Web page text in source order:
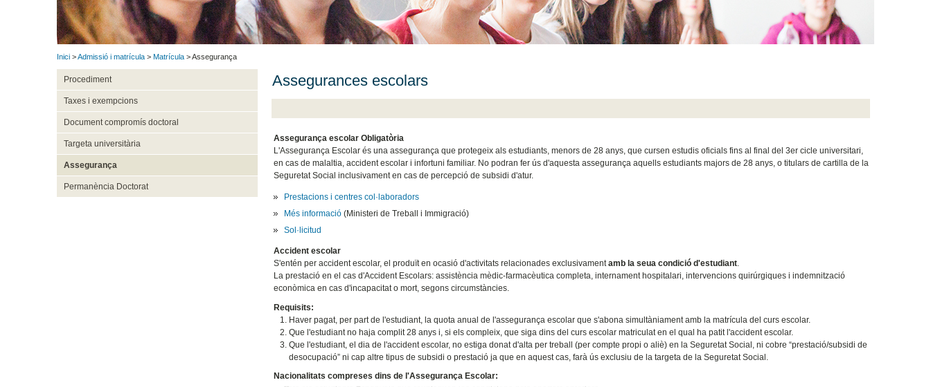
Inici >Admissió i matrícula > Matrícula > Assegurança
Procediment
Taxes i exempcions
Document compromís doctoral
Targeta universitària
Assegurança
Permanència Doctorat
Assegurances escolars
Assegurança escolar Obligatòria
L'Assegurança Escolar és una assegurança que protegeix als estudiants, menors de 28 anys, que cursen estudis oficials fins al final del 3er cicle universitari,
en cas de malaltia, accident escolar i infortuni familiar. No podran fer ús d'aquesta assegurança aquells estudiants majors de 28 anys, o titulars de cartilla de la
Seguretat Social inclusivament en cas de percepció de subsidi d'atur.
Prestacions i centres col·laboradors
Més informació(Ministeri de Treball i Immigració)
Sol·licitud
Accident escolar
S'entén per accident escolar, el produït en ocasió d'activitats relacionades exclusivament amb la seua condició d'estudiant.
La prestació en el cas d'Accident Escolars: assistència mèdic-farmacèutica completa, internament hospitalari, intervencions quirúrgiques i indemnització
econòmica en cas d'incapacitat o mort, segons circumstàncies.
Requisits:
Haver pagat, per part de l'estudiant, la quota anual de l'assegurança escolar que s'abona simultàniament amb la matrícula del curs escolar.
Que l'estudiant no haja complit 28 anys i, si els compleix, que siga dins del curs escolar matriculat en el qual ha patit l'accident escolar.
Que l'estudiant, el dia de l'accident escolar, no estiga donat d'alta per treball (per compte propi o aliè) en la Seguretat Social, ni cobre “prestació/subsidi de
desocupació” ni cap altre tipus de subsidi o prestació ja que en aquest cas, farà ús exclusiu de la targeta de la Seguretat Social.
Nacionalitats compreses dins de l'Assegurança Escolar: